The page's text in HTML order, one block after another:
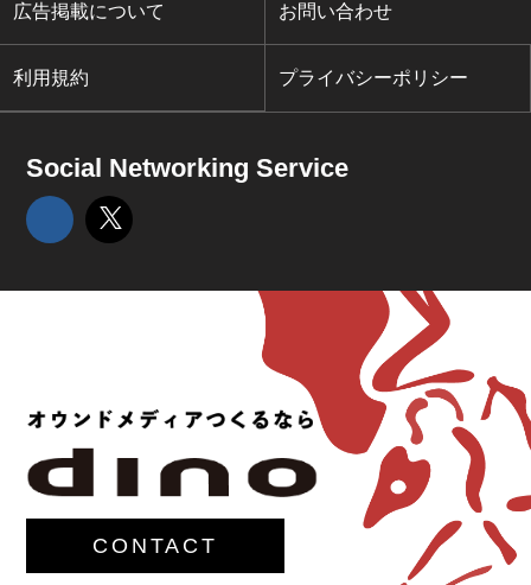
広告掲載について お問い合わせ
利用規約 プライバシーポリシー
Social Networking Service
CONTACT